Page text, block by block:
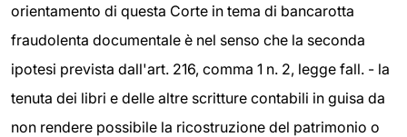
orientamento di questa Corte in tema di bancarotta
fraudolenta documentale è nel senso che la seconda
ipotesi prevista dall'art. 216, comma 1 n. 2, legge fall. - la
tenuta dei libri e delle altre scritture contabili in guisa da
non rendere possibile la ricostruzione del patrimonio o